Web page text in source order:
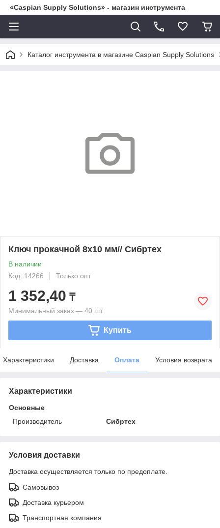
«Caspian Supply Solutions» - магазин инструмента
Каталог инструмента в магазине Caspian Supply Solutions
Ключ прокачной 8x10 мм// Сибртех
В наличии
Код: 14266
Только опт
1 352,40 ₸
Минимальный заказ — 40 шт.
Купить
Характеристики Доставка Оплата Условия возврата
Характеристики
Основные
Производитель
Сибртех
Условия доставки
Доставка осуществляется только по предоплате.
Самовывоз
Доставка курьером
Транспортная компания